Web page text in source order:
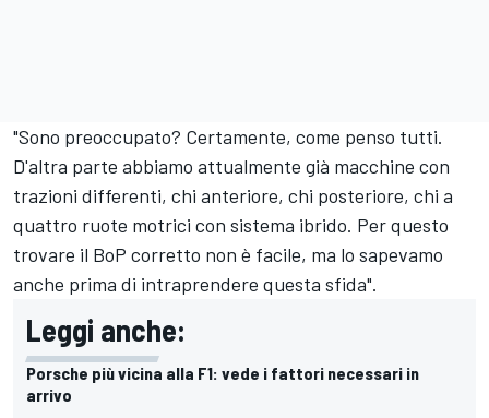
"Sono preoccupato? Certamente, come penso tutti.
D'altra parte abbiamo attualmente già macchine con
trazioni differenti, chi anteriore, chi posteriore, chi a
quattro ruote motrici con sistema ibrido. Per questo
trovare il BoP corretto non è facile, ma lo sapevamo
anche prima di intraprendere questa sfida".
Leggi anche:
Porsche più vicina alla F1: vede i fattori necessari in
arrivo